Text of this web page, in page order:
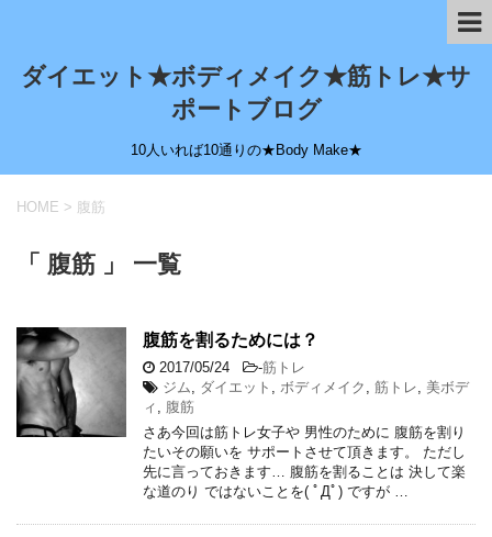
ダイエット★ボディメイク★筋トレ★サ
ポートブログ
10人いれば10通りの★Body Make★
HOME > 腹筋
「 腹筋 」 一覧
腹筋を割るためには？
2017/05/24 -筋トレ
ジム
ダイエット ボディメイク 筋トレ
美ボデ
ィ
腹筋
さあ今回は筋トレ女子や 男性のために 腹筋を割り
たいその願いを サポートさせて頂きます。 ただし
先に言っておきます… 腹筋を割ることは 決して楽
な道のり ではないことを( ﾟДﾟ) ですが …